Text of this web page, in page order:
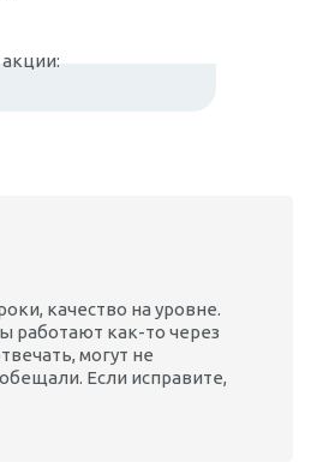
качество на уровне.
работают как-то через
могут не
Если исправите,